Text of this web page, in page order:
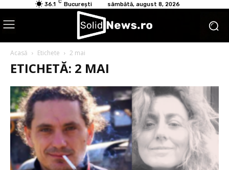
36.1 C București sâmbătă, august 8, 2026
Acasă Etichete 2 mai
ETICHETĂ: 2 MAI